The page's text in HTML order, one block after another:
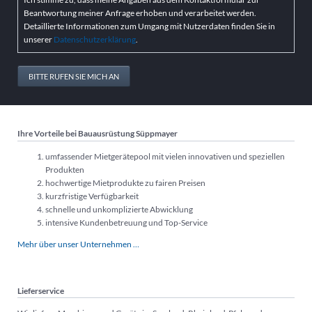
Beantwortung meiner Anfrage erhoben und verarbeitet werden.
Detaillierte Informationen zum Umgang mit Nutzerdaten finden Sie in
unserer Datenschutzerklärung.
BITTE RUFEN SIE MICH AN
Ihre Vorteile bei Bauausrüstung Süppmayer
umfassender Mietgerätepool mit vielen innovativen und speziellen
Produkten
hochwertige Mietprodukte zu fairen Preisen
kurzfristige Verfügbarkeit
schnelle und unkomplizierte Abwicklung
intensive Kundenbetreuung und Top-Service
Mehr über unser Unternehmen …
Lieferservice